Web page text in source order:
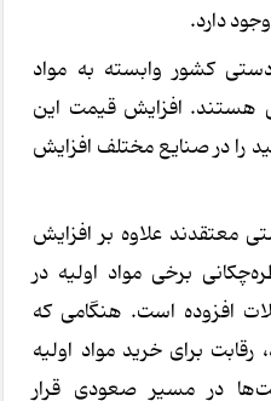
دارد.
کشور وابسته به مواد
هستند. افزایش قیمت این
را در صنایع مختلف افزایش
معتقدند علاوه بر افزایش
برخی مواد اولیه در
افزوده است. هنگامی که
برای خرید مواد اولیه
در مسیر صعودی قرار